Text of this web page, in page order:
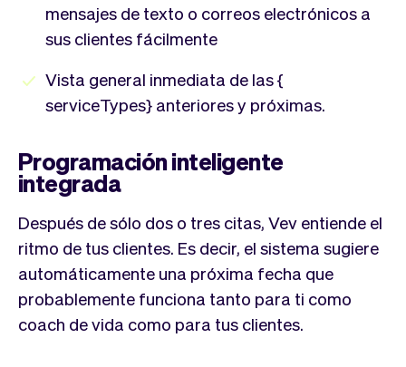
mensajes de texto o correos electrónicos a
sus clientes fácilmente
Vista general inmediata de las {
serviceTypes} anteriores y próximas.
Programación inteligente
integrada
Después de sólo dos o tres citas, Vev entiende el
ritmo de tus clientes. Es decir, el sistema sugiere
automáticamente una próxima fecha que
probablemente funciona tanto para ti como
coach de vida como para tus clientes.